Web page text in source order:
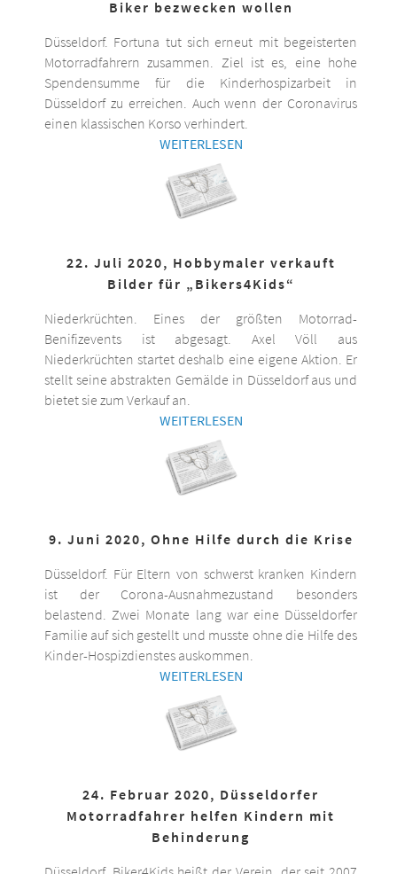
Biker bezwecken wollen
Düsseldorf. Fortuna tut sich erneut mit begeisterten
Motorradfahrern zusammen. Ziel ist es, eine hohe
Spendensumme für die Kinderhospizarbeit in
Düsseldorf zu erreichen. Auch wenn der Coronavirus
einen klassischen Korso verhindert.
WEITERLESEN
22. Juli 2020, Hobbymaler verkauft
Bilder für „Bikers4Kids“
Niederkrüchten. Eines der größten Motorrad-
Benifizevents ist abgesagt. Axel Völl aus
Niederkrüchten startet deshalb eine eigene Aktion. Er
stellt seine abstrakten Gemälde in Düsseldorf aus und
bietet sie zum Verkauf an.
WEITERLESEN
9. Juni 2020, Ohne Hilfe durch die Krise
Düsseldorf. Für Eltern von schwerst kranken Kindern
ist der Corona-Ausnahmezustand besonders
belastend. Zwei Monate lang war eine Düsseldorfer
Familie auf sich gestellt und musste ohne die Hilfe des
Kinder-Hospizdienstes auskommen.
WEITERLESEN
24. Februar 2020, Düsseldorfer
Motorradfahrer helfen Kindern mit
Behinderung